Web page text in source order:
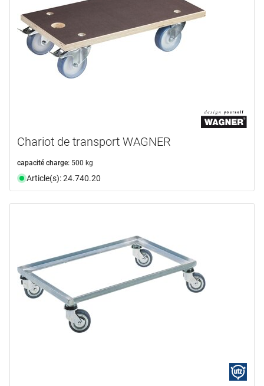
Chariot de transport WAGNER
capacité charge: 500 kg
Article(s): 24.740.20